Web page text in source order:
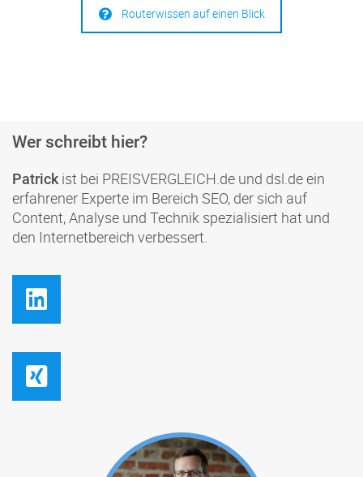
Routerwissen auf einen Blick
Wer schreibt hier?
Patrickist bei PREISVERGLEICH.de und dsl.de ein
erfahrener Experte im Bereich SEO, der sich auf
Content, Analyse und Technik spezialisiert hat und
den Internetbereich verbessert.